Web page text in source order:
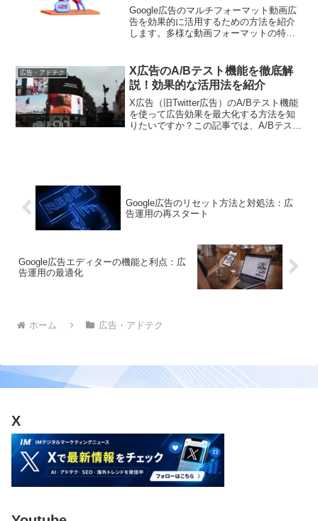
Google広告のマルチフォーマット動画広
告を効果的に活用するための方法を紹介
します。多様な動画フォーマットの特性
用戦略を詳しく解説します。
広告・アドテク
X広告のA/Bテスト機能を徹底解
説！効果的な活用法を紹介
X広告（旧Twitter広告）のA/Bテスト機能
を使って広告効果を最大化する方法を知
りたいですか？この記事では、A/Bテスト
Google広告のリセット方法と対処法：広
告運用の再スタート
Google広告エディターの機能と利点：広
告運用の最適化
ホーム 広告・アドテク
X